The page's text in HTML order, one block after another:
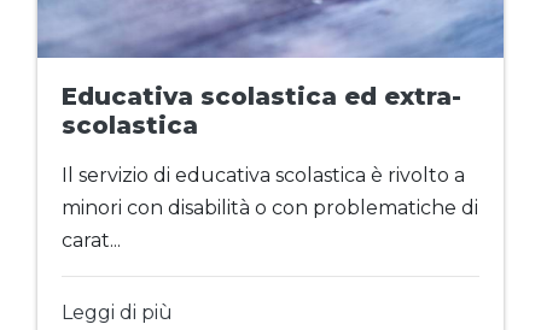
Educativa scolastica ed extra-
scolastica
Il servizio di educativa scolastica è rivolto a
minori con disabilità o con problematiche di
carat...
Leggi di più